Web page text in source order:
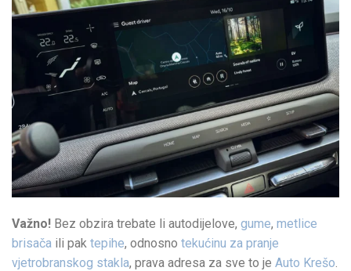
Važno! Bez obzira trebate li autodijelove, gume, metlice
brisača ili pak tepihe, odnosno tekućinu za pranje
vjetrobranskog stakla, prava adresa za sve to je Auto Krešo.